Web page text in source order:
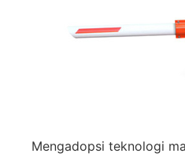
Mengadopsi teknologi